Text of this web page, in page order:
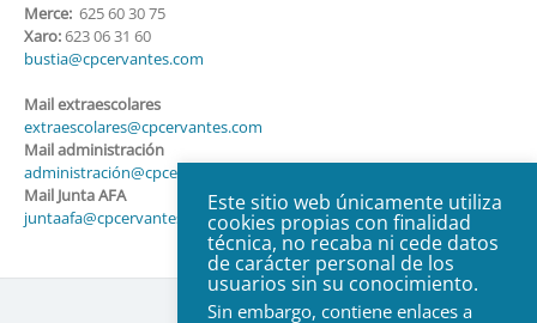
Merce:625 60 30 75
Xaro:623 06 31 60
bustia@cpcervantes.com
Mail extraescolares
extraescolares@cpcervantes.com
Mail administración
administración@cpcervantes.com
Mail Junta AFA
juntaafa@cpcervantes.com
Este sitio web únicamente utiliza
cookies propias con finalidad
técnica, no recaba ni cede datos
de carácter personal de los
usuarios sin su conocimiento.
Sin embargo, contiene enlaces a